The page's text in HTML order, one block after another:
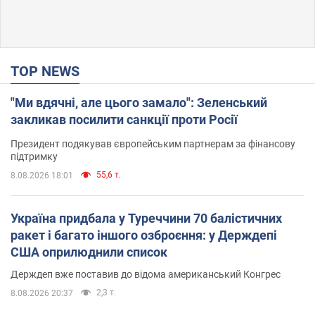
TOP NEWS
"Ми вдячні, але цього замало": Зеленський
закликав посилити санкції проти Росії
Президент подякував європейським партнерам за фінансову
підтримку
8.08.2026 18:01 55,6 т.
Україна придбала у Туреччини 70 балістичних
ракет і багато іншого озброєння: у Держдепі
США оприлюднили список
Держдеп вже поставив до відома американський Конгрес
8.08.2026 20:37 2,3 т.